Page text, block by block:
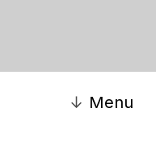
↓ Menu